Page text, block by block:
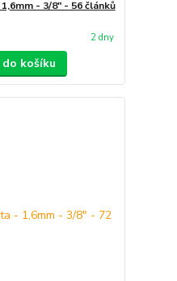
- 3/8" - 56 článků
2 dny
košíku